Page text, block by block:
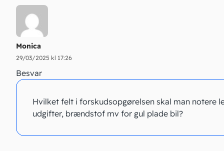
Monica
29/03/2025 kl 17:26
Besvar
Hvilket felt i forskudsopgørelsen skal man notere
udgifter, brændstof mv for gul plade bil?